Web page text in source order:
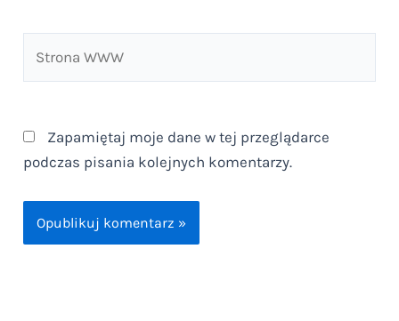
WWW
Zapamiętaj moje dane w tej przeglądarce
podczas pisania kolejnych komentarzy.